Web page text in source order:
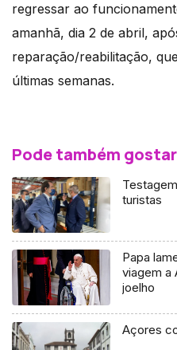
regressar ao
amanhã, dia 2 de abril,
reparação/reabilitação,
últimas semanas.
Pode também gostar
turistas
Papa
viagem a
joelho
Açores